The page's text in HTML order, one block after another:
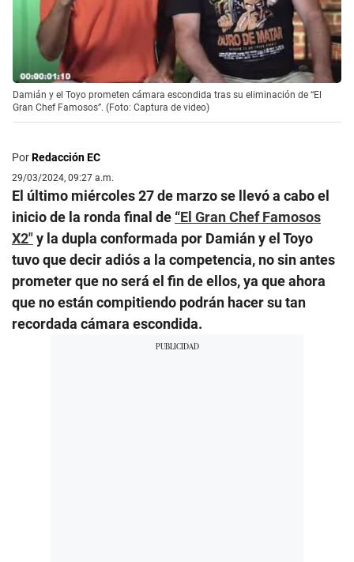
Damián y el Toyo prometen cámara escondida tras su eliminación de “El
Gran Chef Famosos”. (Foto: Captura de video)
PorRedacción EC
29/03/2024, 09:27 a.m.
El último miércoles 27 de marzo se llevó a cabo el
inicio de la ronda final de “El Gran Chef Famosos
X2″y la dupla conformada por Damián y el Toyo
tuvo que decir adiós a la competencia, no sin antes
prometer que no será el fin de ellos, ya que ahora
que no están compitiendo podrán hacer su tan
recordada cámara escondida.